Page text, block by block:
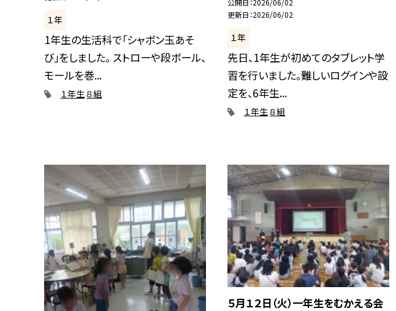
１年
1年生の生活科で「シャボン玉あそ
び」をしました。 ストローや段ボール、
モールを巻...
１年生 ８組
公開日 2026/06/02
更新日 2026/06/02
１年
先日、1年生が初めてのタブレット学
習を行いました。難しいログインや設
定を、6年生...
１年生 ８組
５月１２日（火）一年生をむかえる会